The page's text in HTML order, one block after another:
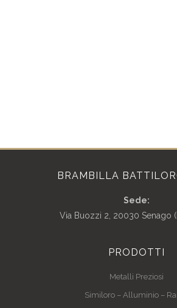
BRAMBILLA
Sede:
Via Buozzi 2, 20030 Senago
PRODOTTI
Metalli Preziosi
Similoro – Alluminio –